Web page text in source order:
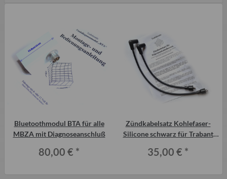
Bluetoothmodul BTA für alle
MBZA mit Diagnoseanschluß
80,00 € *
Zündkabelsatz Kohlefaser-
Silicone schwarz für Trabant
Widerstandszündkerzen
35,00 € *